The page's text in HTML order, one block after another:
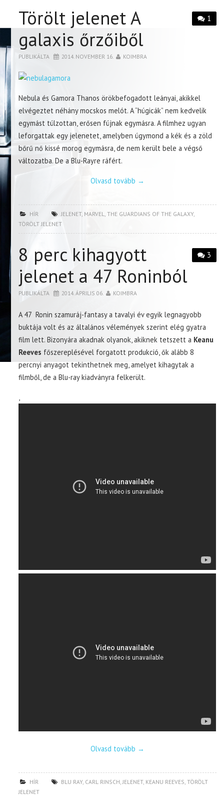
1
Törölt jelenet A
galaxis őrzőiből
PUBLIKÁLTA 2014. NOVEMBER 16. KOIMBRA
Nebula és Gamora Thanos örökbefogadott leányai, akikkel
elvégeztet néhány mocskos melót. A “húgicák” nem kedvelik
egymást túlzottan, erősen fújnak egymásra. A filmhez ugyan
leforgattak egy jelenetet, amelyben úgymond a kék és a zöld
bőrű nő kissé morog egymásra, de nem került bele a végső
változatba. De a Blu-Rayre ráfért.
Olvasd tovább →
HÍR JELENET, MARVEL,THE GUARDIANS OF THE GALAXY,
TÖRÖLT JELENET
3
8 perc kihagyott
jelenet a 47 Roninból
PUBLIKÁLTA 2014. ÁPRILIS 06. KOIMBRA
A 47 Ronin szamuráj-fantasy a tavalyi év egyik legnagyobb
buktája volt és az általános vélemények szerint elég gyatra
film lett. Bizonyára akadnak olyanok, akiknek tetszett a Keanu
Reeves főszereplésével forgatott produkció, ők alább 8
percnyi anyagot tekinthetnek meg, amelyet kihagytak a
filmből, de a Blu-ray kiadványra felkerült.
,
Olvasd tovább →
HÍR BLU RAY, CARL RINSCH,JELENET, KEANU REEVES,TÖRÖLT
JELENET